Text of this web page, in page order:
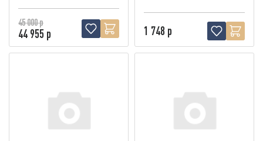
45 000 р
44 955 р 1 748 р